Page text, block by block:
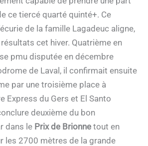
ce tiercé quarté quinté+. Ce
de la famille Lagadeuc aligne,
cet hiver. Quatrième en
pmu disputée en décembre
de Laval, il confirmait ensuite
par une troisième place à
Express du Gers et El Santo
deuxième du bon
dans le Prix de Brionne tout en
les 2700 mètres de la grande